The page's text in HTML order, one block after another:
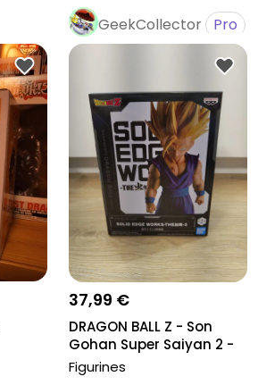
GeekCollector Pro
37,99 €
DRAGON BALL Z - Son
Gohan Super Saiyan 2 -
Fig. So...
Figurines